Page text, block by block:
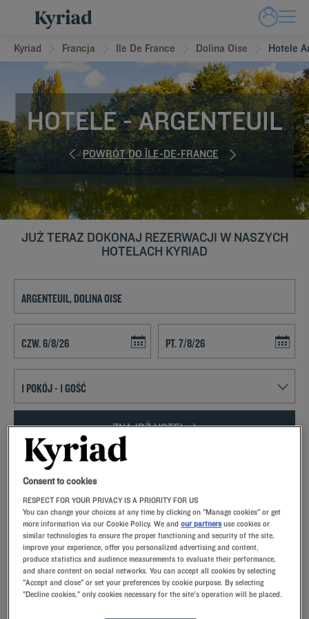
Kyriad Francja Ile De France Dolina Oise Hotele
HOTELE - ARGENTEUIL
POWRÓT DO ÎLE-DE-FRANCE
JUŻ TERAZ DOKONAJ REZERWACJI W NASZYCH
HOTELACH KYRIAD
ZNAJDŹ HOTEL
Dodaj specjalny kod
Zatrzymaj się w Hotelu Kyriad w Argenteuil i korzystaj ze wszystkich
zalet Paryża za rozsądną cenę!
NASZA OFERTA HOTELI
Consent to cookies
RESPECT FOR YOUR PRIVACY IS A PRIORITY FOR US
You can change your choices at any time by clicking on "Manage cookies" or get
more information via our Cookie Policy. We andour partners use cookies or
similar technologies to ensure the proper functioning and security of the site,
improve your experience, offer you personalized advertising and content,
produce statistics and audience measurements to evaluate their performance,
and share content on social networks. You can accept all cookies by selecting
"Accept and close" or set your preferences by cookie purpose. By selecting
"Decline cookies," only cookies necessary for the site's operation will be placed.